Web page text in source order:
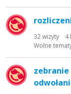
y
s
k
y
j
n
32wizyty 4
Wolne
zebranie